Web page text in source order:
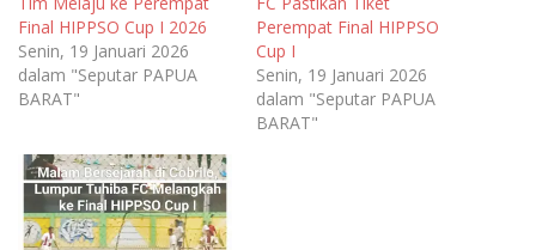
Final HIPPSO Cup I 2026
Senin, 19 Januari 2026
dalam "Seputar PAPUA
BARAT"
Perempat Final HIPPSO
Cup I
Senin, 19 Januari 2026
dalam "Seputar PAPUA
BARAT"